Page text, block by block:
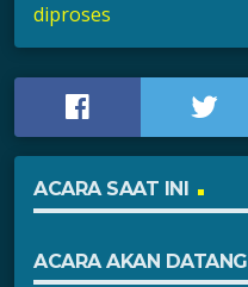
diproses
ACARA SAAT INI
ACARA AKAN DATANG